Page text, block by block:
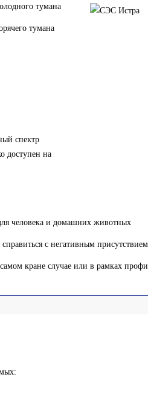
тумана
тумана
спектр
доступен на
человека и домашних животных
с негативным
кране случае или в рамках